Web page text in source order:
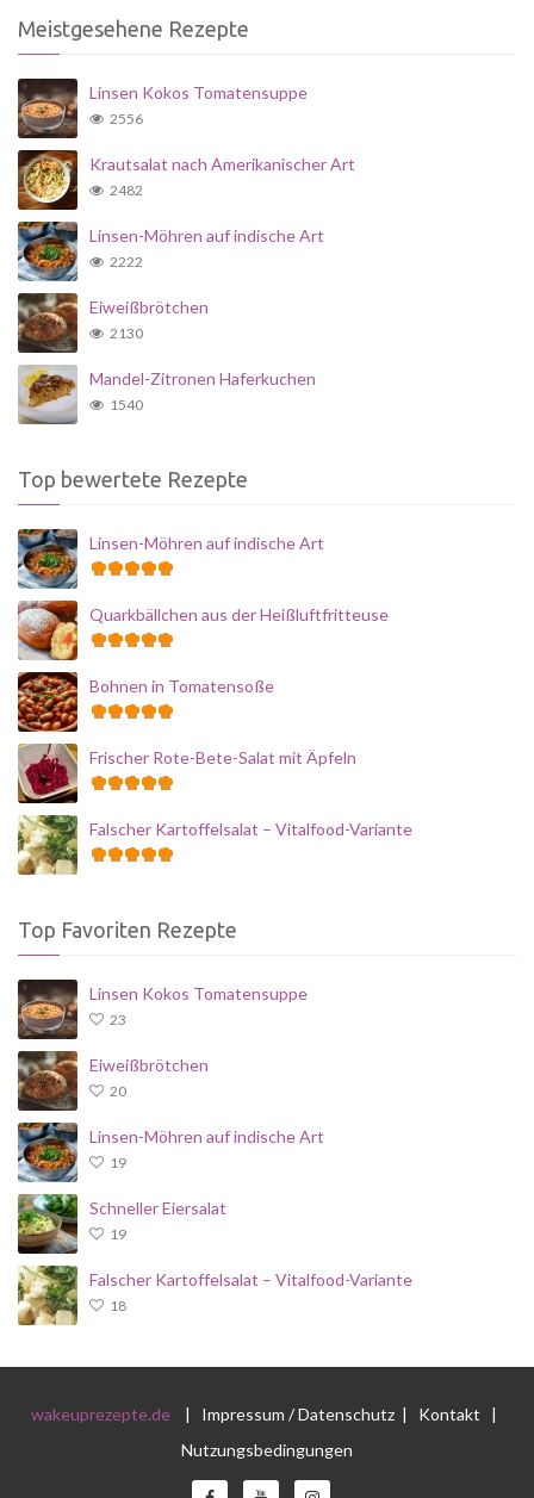
Meistgesehene Rezepte
Linsen Kokos Tomatensuppe
2556
Krautsalat nach Amerikanischer Art
2482
Linsen-Möhren auf indische Art
2222
Eiweißbrötchen
2130
Mandel-Zitronen Haferkuchen
1540
Top bewertete Rezepte
Linsen-Möhren auf indische Art
Quarkbällchen aus der Heißluftfritteuse
Bohnen in Tomatensoße
Frischer Rote-Bete-Salat mit Äpfeln
Falscher Kartoffelsalat – Vitalfood-Variante
Top Favoriten Rezepte
Linsen Kokos Tomatensuppe
23
Eiweißbrötchen
20
Linsen-Möhren auf indische Art
19
Schneller Eiersalat
19
Falscher Kartoffelsalat – Vitalfood-Variante
18
wakeuprezepte.de| Impressum / Datenschutz| Kontakt
|
Nutzungsbedingungen